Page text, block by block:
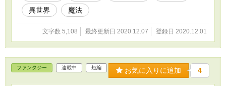
異世界
魔法
文字数 5,108 最終更新日 2020.12.07 登録日 2020.12.01
ファンタジー 連載中 短編 お気に入りに追加 4